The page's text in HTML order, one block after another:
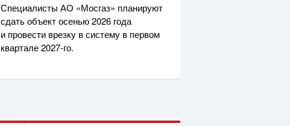
Специалисты АО «Мосгаз» планируют
сдать объект осенью 2026 года
и провести врезку в систему в первом
квартале2027-го.